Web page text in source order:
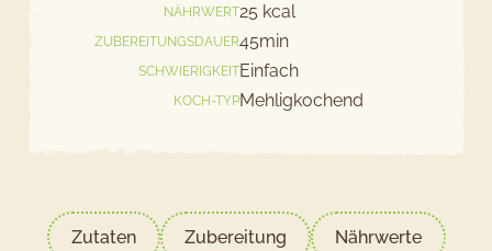
NÄHRWERT25 kcal
ZUBEREITUNGSDAUER45min
SCHWIERIGKEITEinfach
KOCH-TYPMehligkochend
Zutaten Zubereitung Nährwerte